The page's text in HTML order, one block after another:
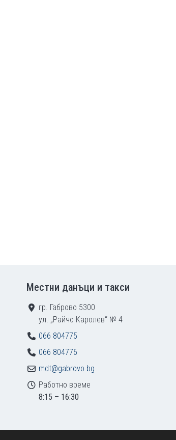
Местни данъци и такси
гр. Габрово 5300
ул. „Райчо Каролев“ № 4
066 804775
066 804776
mdt@gabrovo.bg
Работно време
8:15 – 16:30